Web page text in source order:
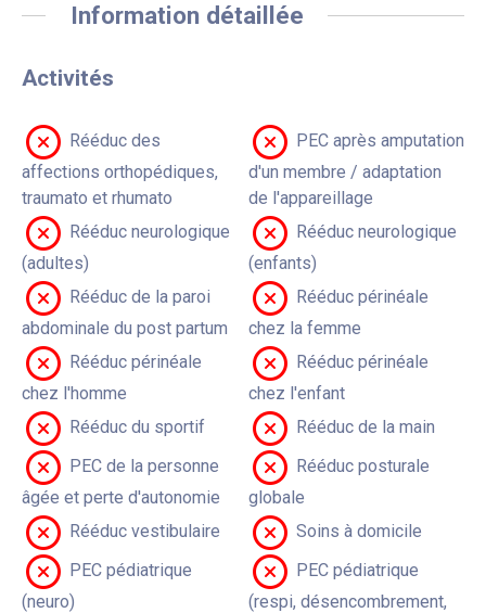
Information détaillée
Activités
Rééduc des
affections orthopédiques,
traumato et rhumato
PEC après amputation
d'un membre / adaptation
de l'appareillage
Rééduc neurologique
(adultes)
Rééduc neurologique
(enfants)
Rééduc de la paroi
abdominale du post partum
Rééduc périnéale
chez la femme
Rééduc périnéale
chez l'homme
Rééduc périnéale
chez l'enfant
Rééduc du sportif
Rééduc de la main
PEC de la personne
âgée et perte d'autonomie
Rééduc posturale
globale
Rééduc vestibulaire
Soins à domicile
PEC pédiatrique
(neuro)
PEC pédiatrique
(respi, désencombrement,